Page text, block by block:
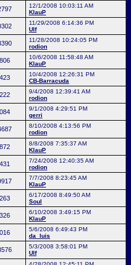
12/1/2008 10:03:11 AM
KlauP
11/29/2008 6:14:36 PM
Ulf
11/28/2008 10:24:05 PM
rodion
10/6/2008 11:58:48 AM
KlauP
10/4/2008 12:26:31 PM
CB-Barracuda
9/4/2008 12:39:41 AM
rodion
9/1/2008 4:29:51 PM
gerri
8/10/2008 4:13:56 PM
rodion
8/8/2008 7:35:37 AM
KlauP
7/24/2008 12:40:35 AM
rodion
7/7/2008 8:23:45 AM
KlauP
6/17/2008 8:49:50 AM
Soul
6/10/2008 3:49:15 PM
KlauP
5/6/2008 6:49:43 PM
da_luis
5/3/2008 3:58:01 PM
Ulf